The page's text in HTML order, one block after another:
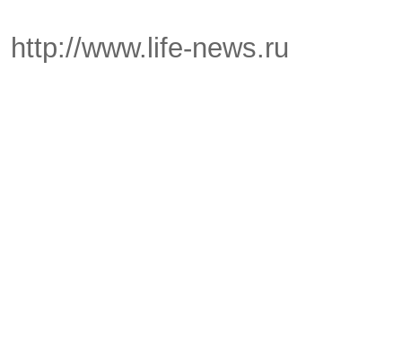
http://www.life-news.ru